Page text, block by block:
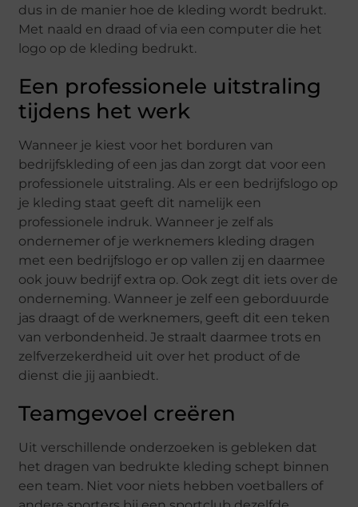
dus in de manier hoe de kleding wordt bedrukt.
Met naald en draad of via een computer die het
logo op de kleding bedrukt.
Een professionele uitstraling
tijdens het werk
Wanneer je kiest voor het borduren van
bedrijfskleding of een jas dan zorgt dat voor een
professionele uitstraling. Als er een bedrijfslogo op
je kleding staat geeft dit namelijk een
professionele indruk. Wanneer je zelf als
ondernemer of je werknemers kleding dragen
met een bedrijfslogo er op vallen zij en daarmee
ook jouw bedrijf extra op. Ook zegt dit iets over de
onderneming. Wanneer je zelf een geborduurde
jas draagt of de werknemers, geeft dit een teken
van verbondenheid. Je straalt daarmee trots en
zelfverzekerdheid uit over het product of de
dienst die jij aanbiedt.
Teamgevoel creëren
Uit verschillende onderzoeken is gebleken dat
het dragen van bedrukte kleding schept binnen
een team. Niet voor niets hebben voetballers of